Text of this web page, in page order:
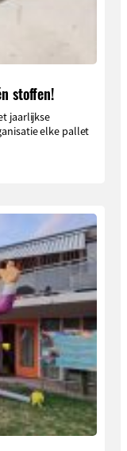
stoffen!
jaarlijkse
elke pallet